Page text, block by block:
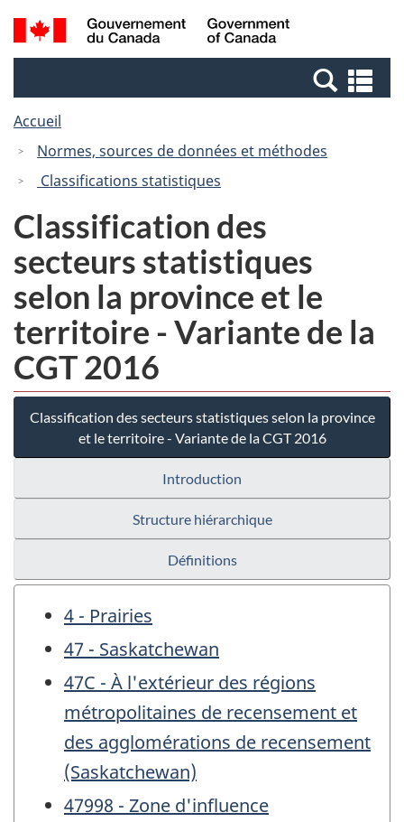
Passer
au
Passer
à
Canada
Recherche
et
et
Accueil
Normes, sources de données et méthodes
Classifications statistiques
Classification des
secteurs statistiques
selon la province et le
territoire - Variante de la
CGT 2016
Classification des secteurs statistiques selon la province
et le territoire - Variante de la CGT 2016
Introduction
Structure hiérarchique
Définitions
4 - Prairies
47 - Saskatchewan
47C - À l'extérieur des régions
métropolitaines de recensement et
des agglomérations de recensement
(Saskatchewan)
47998 - Zone d'influence